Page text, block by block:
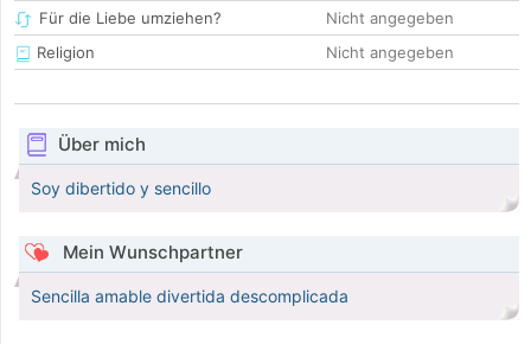
Für die Liebe umziehen?
Nicht angegeben
Religion
Nicht angegeben
Über mich
Soy dibertido y sencillo
Mein Wunschpartner
Sencilla amable divertida descomplicada